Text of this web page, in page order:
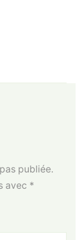
publiée.
avec *